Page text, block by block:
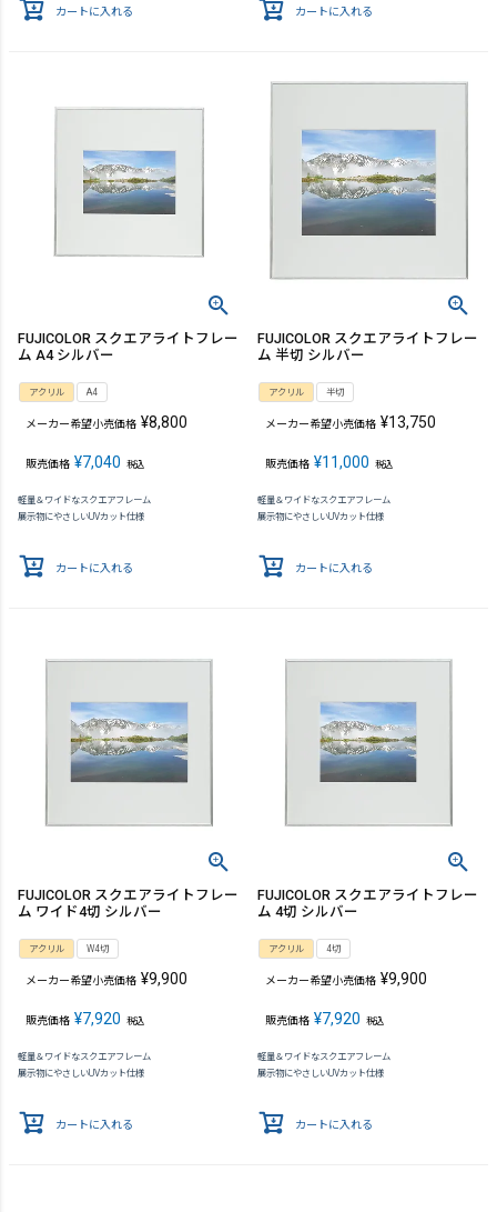
カートに入れる カートに入れる
FUJICOLOR スクエアライトフレー
ム A4 シルバー
アクリル A4
メーカー希望小売価格 ¥8,800
販売価格 ¥7,040 税込
軽量＆ワイドなスクエアフレーム
展示物にやさしいUVカット仕様
カートに入れる
FUJICOLOR スクエアライトフレー
ム 半切 シルバー
アクリル 半切
メーカー希望小売価格 ¥13,750
販売価格 ¥11,000 税込
軽量＆ワイドなスクエアフレーム
展示物にやさしいUVカット仕様
カートに入れる
FUJICOLOR スクエアライトフレー
ム ワイド4切 シルバー
アクリル W4切
メーカー希望小売価格 ¥9,900
販売価格 ¥7,920 税込
軽量＆ワイドなスクエアフレーム
展示物にやさしいUVカット仕様
カートに入れる
FUJICOLOR スクエアライトフレー
ム 4切 シルバー
アクリル 4切
メーカー希望小売価格 ¥9,900
販売価格 ¥7,920 税込
軽量＆ワイドなスクエアフレーム
展示物にやさしいUVカット仕様
カートに入れる